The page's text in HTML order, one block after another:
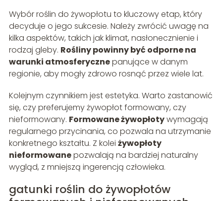
Wybór roślin do żywopłotu to kluczowy etap, który
decyduje o jego sukcesie. Należy zwrócić uwagę na
kilka aspektów, takich jak klimat, nasłonecznienie i
rodzaj gleby. Rośliny powinny być odporne na
warunki atmosferycznepanujące w danym
regionie, aby mogły zdrowo rosnąć przez wiele lat.
Kolejnym czynnikiem jest estetyka. Warto zastanowić
się, czy preferujemy żywopłot formowany, czy
nieformowany. Formowane żywopłotywymagają
regularnego przycinania, co pozwala na utrzymanie
konkretnego kształtu. Z kolei żywopłoty
nieformowanepozwalają na bardziej naturalny
wygląd, z mniejszą ingerencją człowieka.
gatunki roślin do żywopłotów